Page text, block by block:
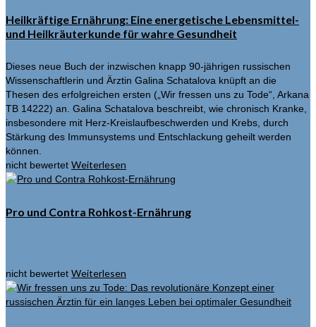
Heilkräftige Ernährung: Eine energetische Lebensmittel-
und Heilkräuterkunde für wahre Gesundheit
Dieses neue Buch der inzwischen knapp 90-jährigen russischen
Wissenschaftlerin und Ärztin Galina Schatalova knüpft an die
Thesen des erfolgreichen ersten („Wir fressen uns zu Tode“, Arkana
TB 14222) an. Galina Schatalova beschreibt, wie chronisch Kranke,
insbesondere mit Herz-Kreislaufbeschwerden und Krebs, durch
Stärkung des Immunsystems und Entschlackung geheilt werden
können.
nicht bewertet Weiterlesen
Pro und Contra Rohkost-Ernährung
nicht bewertet Weiterlesen